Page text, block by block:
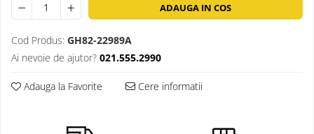
ADAUGA IN COS
Cod Produs: GH82-22989A
Ai nevoie de ajutor? 021.555.2990
Adauga la Favorite Cere informatii